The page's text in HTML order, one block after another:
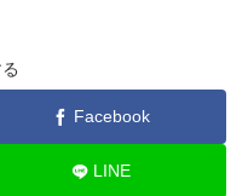
Facebook
LINE